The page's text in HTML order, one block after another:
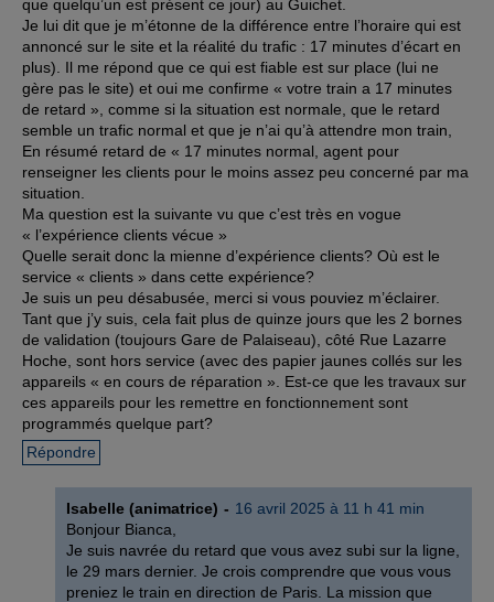
que quelqu’un est présent ce jour) au Guichet.
Je lui dit que je m’étonne de la différence entre l’horaire qui est
annoncé sur le site et la réalité du trafic : 17 minutes d’écart en
plus). Il me répond que ce qui est fiable est sur place (lui ne
gère pas le site) et oui me confirme « votre train a 17 minutes
de retard », comme si la situation est normale, que le retard
semble un trafic normal et que je n’ai qu’à attendre mon train,
En résumé retard de « 17 minutes normal, agent pour
renseigner les clients pour le moins assez peu concerné par ma
situation.
Ma question est la suivante vu que c’est très en vogue
« l’expérience clients vécue »
Quelle serait donc la mienne d’expérience clients? Où est le
service « clients » dans cette expérience?
Je suis un peu désabusée, merci si vous pouviez m’éclairer.
Tant que j’y suis, cela fait plus de quinze jours que les 2 bornes
de validation (toujours Gare de Palaiseau), côté Rue Lazarre
Hoche, sont hors service (avec des papier jaunes collés sur les
appareils « en cours de réparation ». Est-ce que les travaux sur
ces appareils pour les remettre en fonctionnement sont
programmés quelque part?
Répondre
Isabelle (animatrice)
16 avril 2025 à 11 h 41 min
Bonjour Bianca,
Je suis navrée du retard que vous avez subi sur la ligne,
le 29 mars dernier. Je crois comprendre que vous vous
preniez le train en direction de Paris. La mission que